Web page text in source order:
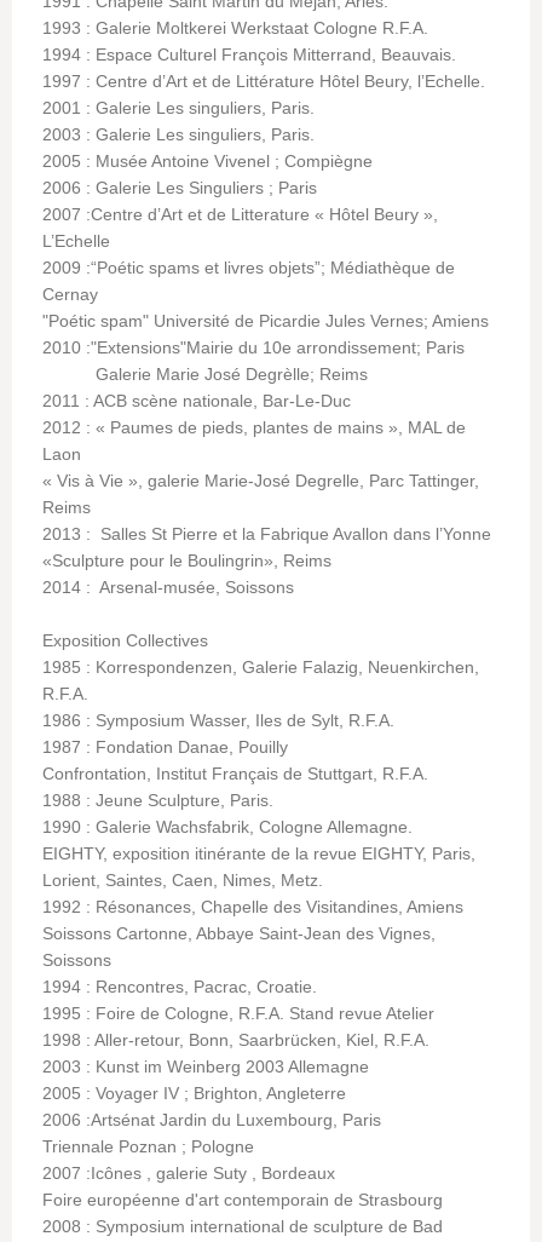
1993 : Galerie Moltkerei Werkstaat Cologne R.F.A.
1994 : Espace Culturel François Mitterrand, Beauvais.
1997 : Centre d’Art et de Littérature Hôtel Beury, l’Echelle.
2001 : Galerie Les singuliers, Paris.
2003 : Galerie Les singuliers, Paris.
2005 : Musée Antoine Vivenel ; Compiègne
2006 : Galerie Les Singuliers ; Paris
2007 :Centre d’Art et de Litterature « Hôtel Beury »,
L’Echelle
2009 :“Poétic spams et livres objets”; Médiathèque de
Cernay
"Poétic spam" Université de Picardie Jules Vernes; Amiens
2010 :"Extensions"Mairie du 10e arrondissement; Paris
Galerie Marie José Degrèlle; Reims
2011 : ACB scène nationale, Bar-Le-Duc
2012 : « Paumes de pieds, plantes de mains », MAL de
Laon
« Vis à Vie », galerie Marie-José Degrelle, Parc Tattinger,
Reims
2013 : Salles St Pierre et la Fabrique Avallon dans l’Yonne
«Sculpture pour le Boulingrin», Reims
2014 : Arsenal-musée, Soissons
Exposition Collectives
1985 : Korrespondenzen, Galerie Falazig, Neuenkirchen,
R.F.A.
1986 : Symposium Wasser, Iles de Sylt, R.F.A.
1987 : Fondation Danae, Pouilly
Confrontation, Institut Français de Stuttgart, R.F.A.
1988 : Jeune Sculpture, Paris.
1990 : Galerie Wachsfabrik, Cologne Allemagne.
EIGHTY, exposition itinérante de la revue EIGHTY, Paris,
Lorient, Saintes, Caen, Nimes, Metz.
1992 : Résonances, Chapelle des Visitandines, Amiens
Soissons Cartonne, Abbaye Saint-Jean des Vignes,
Soissons
1994 : Rencontres, Pacrac, Croatie.
1995 : Foire de Cologne, R.F.A. Stand revue Atelier
1998 : Aller-retour, Bonn, Saarbrücken, Kiel, R.F.A.
2003 : Kunst im Weinberg 2003 Allemagne
2005 : Voyager IV ; Brighton, Angleterre
2006 :Artsénat Jardin du Luxembourg, Paris
Triennale Poznan ; Pologne
2007 :Icônes , galerie Suty , Bordeaux
Foire européenne d'art contemporain de Strasbourg
2008 : Symposium international de sculpture de Bad